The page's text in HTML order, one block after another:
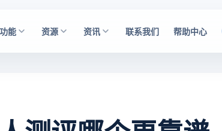
功能 资源 资讯 联系我们 帮助中心